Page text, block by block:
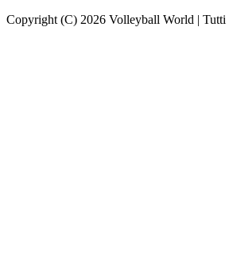
Copyright (C) 2026 Volleyball World |